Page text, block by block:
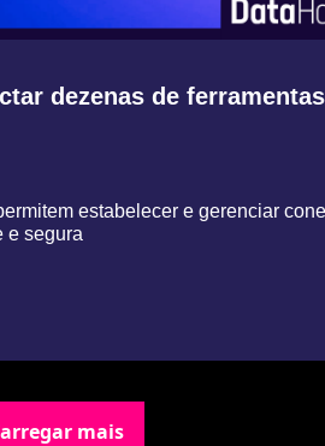
dezenas de
estabelecer e gerenciar
e segura
mais